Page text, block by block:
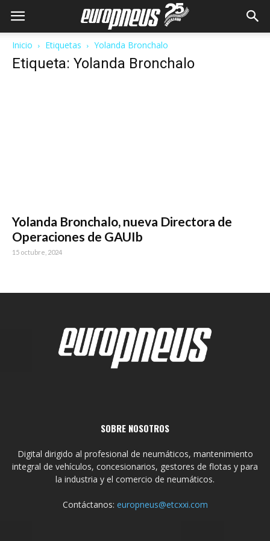
Inicio Etiquetas Yolanda Bronchalo
Etiqueta: Yolanda Bronchalo
Yolanda Bronchalo, nueva Directora de
Operaciones de GAUIb
15 octubre, 2024
SOBRE NOSOTROS
Digital dirigido al profesional de neumáticos, mantenimiento
integral de vehículos, concesionarios, gestores de flotas y para
la industria y el comercio de neumáticos.
Contáctanos: europneus@etcxxi.com